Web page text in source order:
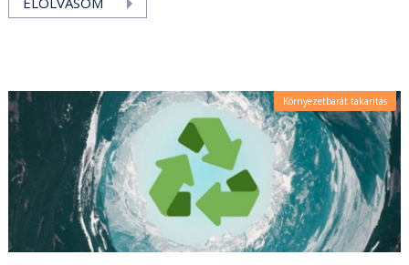
Környezetbarát takarítás